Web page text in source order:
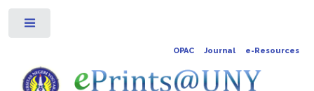
OPAC Journal e-Resources